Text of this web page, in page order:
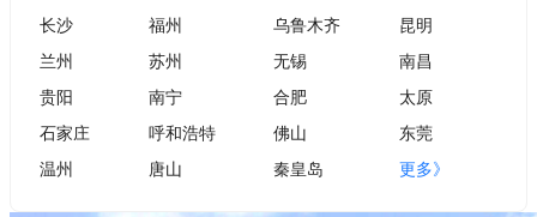
长沙
福州 乌鲁木齐
昆明
兰州
苏州 无锡
南昌
贵阳
南宁 合肥
太原
石家庄
呼和浩特 佛山
东莞
温州
唐山 秦皇岛 更多》